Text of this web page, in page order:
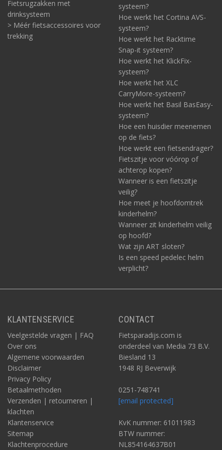
Fietsrugzakken met
drinksysteem
> Méér fietsaccessoires voor
trekking
systeem?
Hoe werkt het Cortina AVS-
systeem?
Hoe werkt het Racktime
Snap-it systeem?
Hoe werkt het KlickFix-
systeem?
Hoe werkt het XLC
CarryMore-systeem?
Hoe werkt het Basil BasEasy-
systeem?
Hoe een huisdier meenemen
op de fiets?
Hoe werkt een fietsendrager?
Fietszitje voor vóórop of
achterop kopen?
Wanneer is een fietszitje
veilig?
Hoe meet je hoofdomtrek
kinderhelm?
Wanneer zit kinderhelm veilig
op hoofd?
Wat zijn ART sloten?
Is een speed pedelec helm
verplicht?
KLANTENSERVICE
Veelgestelde vragen | FAQ
Over ons
Algemene voorwaarden
Disclaimer
Privacy Policy
Betaalmethoden
Verzenden | retourneren |
klachten
Klantenservice
Sitemap
Klachtenprocedure
CONTACT
Fietsparadijs.com is
onderdeel van Media 73 B.V.
Biesland 13
1948 RJ Beverwijk
0251-748741
[email protected]
KvK nummer: 61011983
BTW nummer:
NL854164637B01